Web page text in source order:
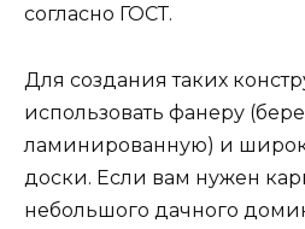
согласно ГОСТ.
Для создания таких
использовать фанеру
ламинированную) и
доски. Если вам нужен
небольшого дачного